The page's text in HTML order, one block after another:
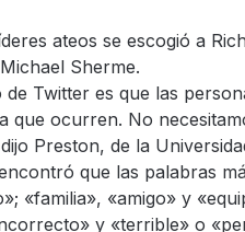
ateos se escogió a
Sherme.
de Twitter es que las
que ocurren. No
Preston, de la
que las palabras
«familia», «amigo» y
y «terrible» o